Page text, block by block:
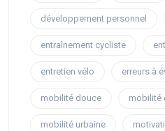
développement personnel
entraînement cycliste
entretien vélo erreurs à
mobilité douce mobilité
mobilité urbaine